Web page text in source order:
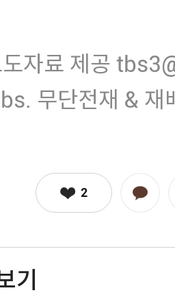
도자료 제공
무단전재 & 재
2
기